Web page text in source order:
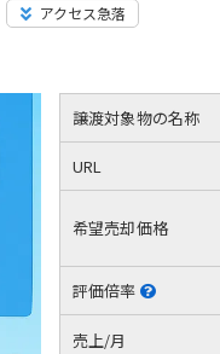
アクセス急落
譲渡対象物の名称
URL
希望売却価格
評価倍率
売上/月